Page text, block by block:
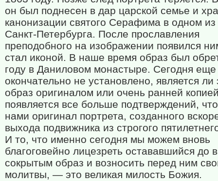
он был поднесен в дар царской семье и
канонизации святого Серафима в одном
Санкт-Петербурга. После прославления
преподобного на изображении появился
стал иконой. В наше время образ был
году в Даниловом монастыре. Сегодня еще
окончательно не установлено, является ли
образ оригиналом или очень ранней
появляется все больше подтверждений,
нами оригинал портрета, созданного
выхода подвижника из строгого
И то, что именно сегодня мы можем вновь
благоговейно лицезреть остававшийся до
сокрытым образ и возносить перед ним
молитвы, — это великая милость Божия.